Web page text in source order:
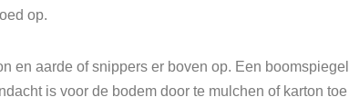
op.
en aarde of snippers er boven op. Een boomspiegel
is voor de bodem door te mulchen of karton toe